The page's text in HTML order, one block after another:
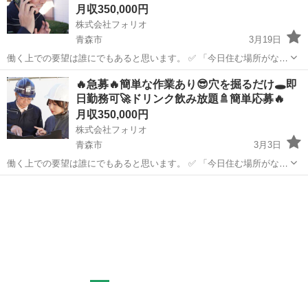
月収350,000円
株式会社フォリオ
青森市
3月19日
働く上での要望は誰にでもあると思います。 ✅ 「今日住む場所がな
い、即入寮したい」 ✅ 「手持ちがピンチ、明日日払いが欲しい」 ✅
「経験ないけど、とにかく稼ぎたい」 私たちにご相談いただければ、
そんなあ...
青森 青森市 土木
🔥急募🔥簡単な作業あり😎穴を掘るだけ🕳️即
日勤務可🚀ドリンク飲み放題🚿簡単応募🔥
月収350,000円
株式会社フォリオ
青森市
3月3日
働く上での要望は誰にでもあると思います。 ✅ 「今日住む場所がな
い、即入寮したい」 ✅ 「手持ちがピンチ、明日日払いが欲しい」 ✅